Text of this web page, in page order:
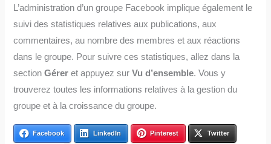
L’administration d’un groupe Facebook implique également le
suivi des statistiques relatives aux publications, aux
commentaires, au nombre des membres et aux réactions
dans le groupe. Pour suivre ces statistiques, allez dans la
sectionGéreret appuyez surVu d’ensemble. Vous y
trouverez toutes les informations relatives à la gestion du
groupe et à la croissance du groupe.
Facebook LinkedIn Pinterest Twitter